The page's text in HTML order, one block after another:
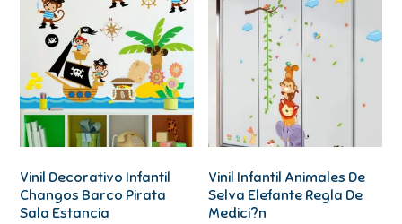
Vinil Decorativo Infantil
Changos Barco Pirata
Sala Estancia
Vinil Infantil Animales De
Selva Elefante Regla De
Medici?n